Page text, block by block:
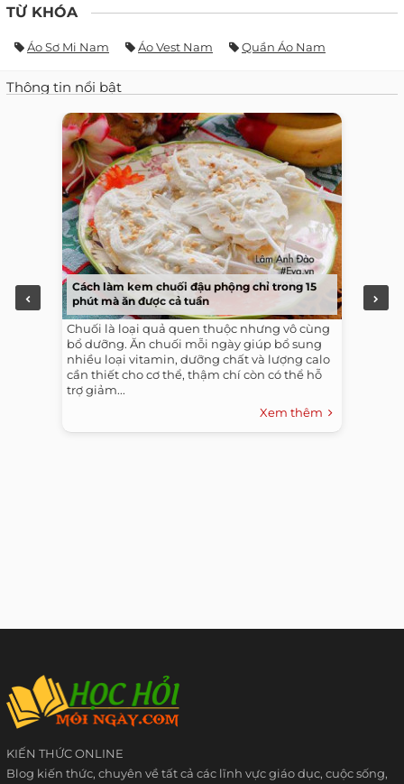
TỪ KHÓA
Áo Sơ Mi Nam Áo Vest Nam Quần Áo Nam
Thông tin nổi bật
Cách làm kem chuối đậu phộng chỉ trong 15
phút mà ăn được cả tuần
Chuối là loại quả quen thuộc nhưng vô cùng
bổ dưỡng. Ăn chuối mỗi ngày giúp bổ sung
nhiều loại vitamin, dưỡng chất và lượng calo
cần thiết cho cơ thể, thậm chí còn có thể hỗ
trợ giảm...
Xem thêm
KIẾN THỨC ONLINE
Blog kiến thức, chuyên về tất cả các lĩnh vực giáo dục, cuộc sống,